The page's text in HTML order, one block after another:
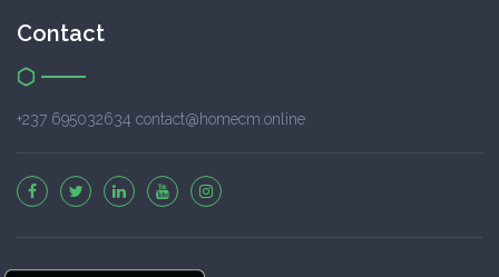
Contact
+237 695032634 contact@homecm.online